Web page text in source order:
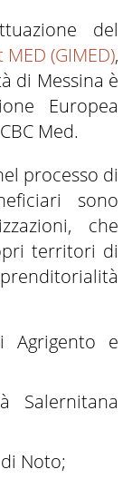
del
(GIMED),
di Messina è
Europea
Med.
processo di
sono
che
territori di
Agrigento e
Salernitana
Noto;